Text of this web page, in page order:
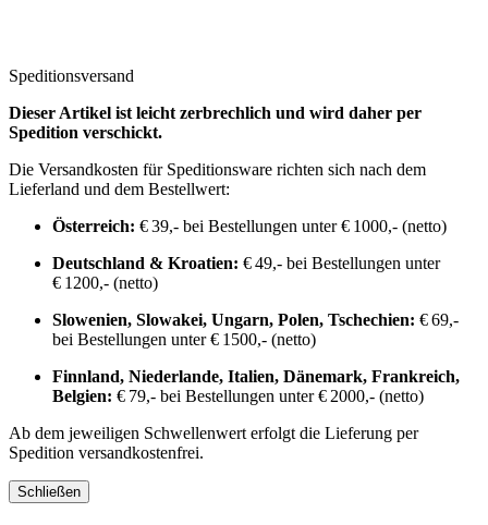
Speditionsversand
Dieser Artikel ist leicht zerbrechlich und wird daher per
Spedition verschickt.
Die Versandkosten für Speditionsware richten sich nach dem
Lieferland und dem Bestellwert:
Österreich: € 39,- bei Bestellungen unter € 1000,- (netto)
Deutschland & Kroatien: € 49,- bei Bestellungen unter
€ 1200,- (netto)
Slowenien, Slowakei, Ungarn, Polen, Tschechien: € 69,-
bei Bestellungen unter € 1500,- (netto)
Finnland, Niederlande, Italien, Dänemark, Frankreich,
Belgien: € 79,- bei Bestellungen unter € 2000,- (netto)
Ab dem jeweiligen Schwellenwert erfolgt die Lieferung per
Spedition versandkostenfrei.
Schließen